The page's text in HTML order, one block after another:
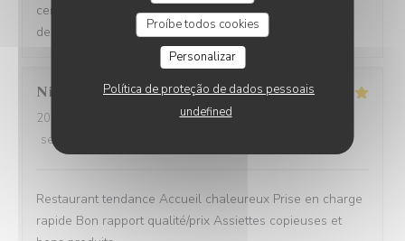
Proíbe todos cookies
Personalizar
Política de proteção de dados pessoais
undefined
certains restaurants et le menu très bon de l’entrée au
dessert
Nicole
2026-08-05
- 12:15 - guests 3
service
Restaurant tendance Accueil chaleureux Prise en charge
rapide Bon rapport qualité/prix Assiettes copieuses et